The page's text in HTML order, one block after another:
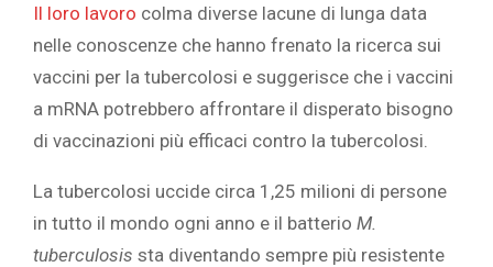
Il loro lavoro colma diverse lacune di lunga data
nelle conoscenze che hanno frenato la ricerca sui
vaccini per la tubercolosi e suggerisce che i vaccini
a mRNA potrebbero affrontare il disperato bisogno
di vaccinazioni più efficaci contro la tubercolosi.
La tubercolosi uccide circa 1,25 milioni di persone
in tutto il mondo ogni anno e il batterio M.
tuberculosis sta diventando sempre più resistente